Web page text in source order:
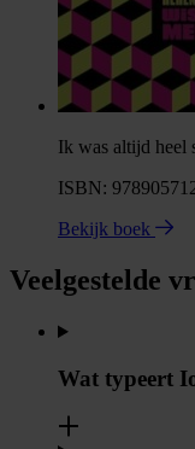
Ik was altijd heel
ISBN:
Bekijk boek
Veelgestelde
Wat typeert